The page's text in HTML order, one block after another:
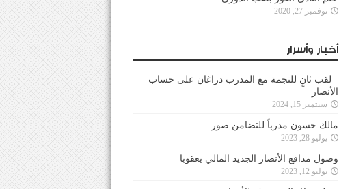
نوفمبر 27, 2020
أخبار وأسرار
لقب ثانٍ للنجمة مع المدرب دراغان على حساب
الأنصار
سبتمبر 15, 2024
مالك حسون مدرباً للتضامن صور
يوليو 28, 2023
وصول مدافع الأنصار الجديد المالي يعقوبا
يوليو 12, 2023